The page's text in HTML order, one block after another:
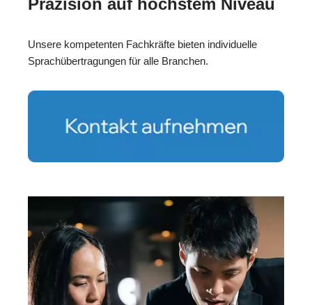
Unsere kompetenten Fachkräfte bieten individuelle
Sprachübertragungen für alle Branchen.